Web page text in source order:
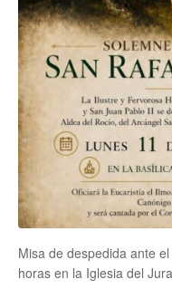
Misa de despedida ante
horas en la Iglesia del